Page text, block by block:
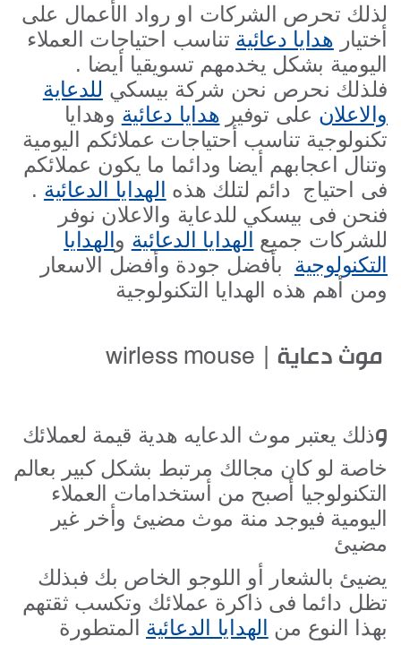
لذلك تحرص الشركات او رواد الأعمال على
أختيار هدايا دعائية تناسب احتياجات العملاء
اليومية بشكل يخدمهم تسويقيا أيضا .
فلذلك نحرص نحن شركة بيسكي للدعاية
والاعلان على توفير هدايا دعائية وهدايا
تكنولوجية تناسب أحتياجات عملائكم اليومية
وتنال اعجابهم أيضا ودائما ما يكون عملائكم
فى احتياج دائم لتلك هذه الهدايا الدعائية .
فنحن فى بيسكي للدعاية والاعلان نوفر
للشركات جميع الهدايا الدعائية والهدايا
التكنولوجية بأفضل جودة وأفضل الاسعار
ومن أهم هذه الهدايا التكنولوجية
موث دعاية |
wirless mouse
وذلك يعتبر موث الدعايه هدية قيمة لعملائك
خاصة لو كان مجالك مرتبط بشكل كبير بعالم
التكنولوجيا أصبح من أستخدامات العملاء
اليومية فيوجد منة موث مضيئ وأخر غير
مضيئ
يضيئ بالشعار أو اللوجو الخاص بك فبذلك
تظل دائما فى ذاكرة عملائك وتكسب ثقتهم
بهذا النوع من الهدايا الدعائية المتطورة